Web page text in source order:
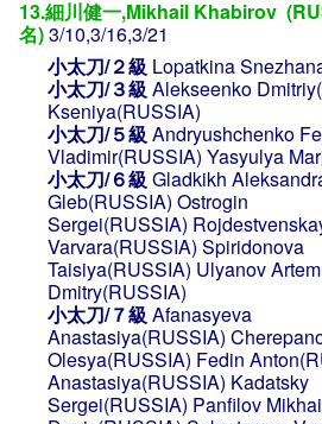
13.細川健一,Mikhail Khabirov
名)3/10,3/16,3/21
小太刀/２級 Lopatkina
小太刀/３級 Alekseenko
Kseniya(RUSSIA)
小太刀/５級 Andryushchenko
Vladimir(RUSSIA) Yasyulya
小太刀/６級 Gladkikh
Gleb(RUSSIA) Ostrogin
Sergei(RUSSIA)
Varvara(RUSSIA) Spiridonova
Taisiya(RUSSIA) Ulyanov
Dmitry(RUSSIA)
小太刀/７級 Afanasyeva
Anastasiya(RUSSIA)
Olesya(RUSSIA) Fedin
Anastasiya(RUSSIA) Kadatsky
Sergei(RUSSIA) Panfilov